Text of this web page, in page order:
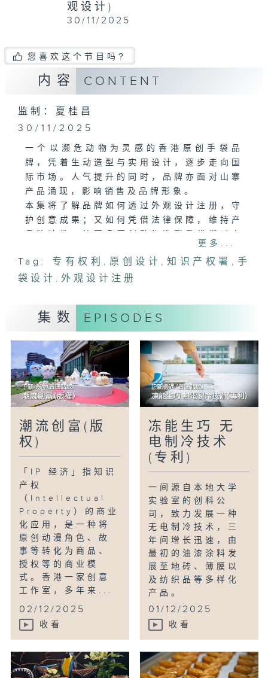
观设计)
30/11/2025
您喜欢这个节目吗?
内容 CONTENT
监制：夏桂昌
30/11/2025
一个以濒危动物为灵感的香港原创手袋品
牌，凭着生动造型与实用设计，逐步走向国
际市场。人气提升的同时，品牌亦面对山寨
产品涌现，影响销售及品牌形象。
本集将了解品牌如何透过外观设计注册，守
护创意成果；又如何凭借法律保障，维持产
心诞生，继续在世界各地展现香港设计的魅
力。
更多...
Tag: 专有权利 , 原创设计 , 知识产权署 , 手
袋设计 ,外观设计注册
集数 EPISODES
潮流创富(版
权)
「IP 经济」指知识
产权
（Intellectual
Property）的商业
化应用，是一种将
原创动漫角色、故
事等转化为商品、
授权等的商业模
式。香港一家创意
工作室，多年来...
02/12/2025
收看
冻能生巧 无
电制冷技术
(专利)
一间源自本地大学
实验室的创科公
司，致力发展一种
无电制冷技术，三
年间增长迅速，由
最初的油漆涂料发
展至地砖、薄膜以
及纺织品等多样化
产品。
...
01/12/2025
收看